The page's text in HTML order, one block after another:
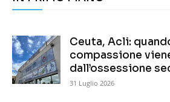
Ceuta, Acli:
compassione
dall’ossessione
31 Luglio 2026